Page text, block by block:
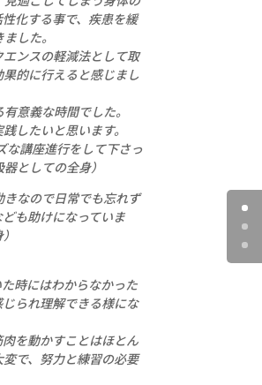
化する事で、疾患を緩
した。
ンスの軽減法として取
的に行えると感じまし
意義な時間でした。
したいと思います。
な講座進行をして下さっ
としての全身）
きなので日常でも忘れず
も助けになっていま
時にはわからなかった
られ理解できる様にな
を動かすことはほとん
で、努力と練習の必要